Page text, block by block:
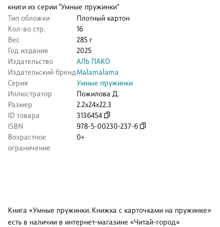
книги из серии "Умные пружинки"
Тип обложки
Плотный картон
Кол-во стр.
16
Вес
285 г
Год издания
2025
Издательство
АЛЬ ПАКО
Издательский брендMalamalama
Серия
Умные пружинки
Иллюстратор
Пожилова Д.
Размер
2.2x24x22.3
ID товара
3136454
ISBN
978-5-00230-237-6
Возрастное
ограничение
0+
Книга «Умные пружинки. Книжка с карточками на пружинке»
есть в наличии в интернет-магазине «Читай-город»